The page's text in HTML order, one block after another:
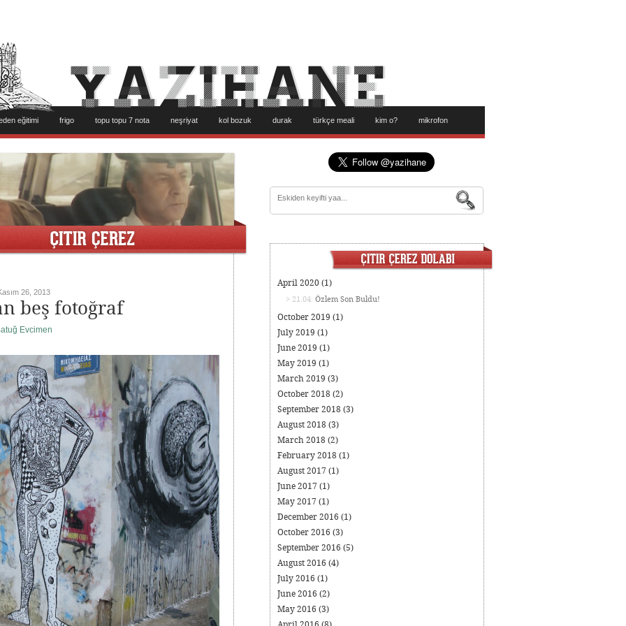
eğitimi frigo topu topu 7 nota neşriyat kol bozuk durak türkçe meali kim o? mikrofon
26, 2013
beş fotoğraf
Evcimen
April 2020(1)
> 21.04: Özlem Son Buldu!
October 2019 (1)
July 2019 (1)
June 2019 (1)
May 2019 (1)
March 2019 (3)
October 2018 (2)
September 2018 (3)
August 2018 (3)
March 2018 (2)
February 2018 (1)
August 2017 (1)
June 2017 (1)
May 2017 (1)
December 2016 (1)
October 2016 (3)
September 2016 (5)
August 2016 (4)
July 2016 (1)
June 2016 (2)
May 2016 (3)